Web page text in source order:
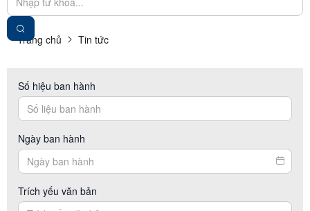
Trang chủ Tin tức
Số hiệu ban hành
Ngày ban hành
Trích yếu văn bản